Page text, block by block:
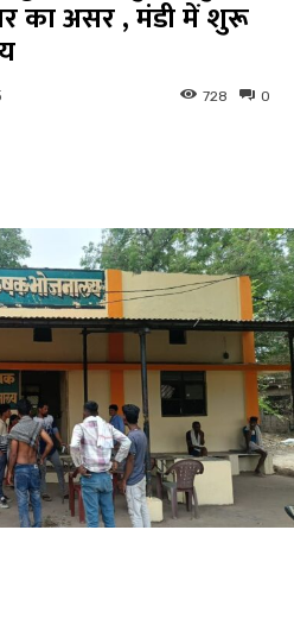
का असर , मंडी में शुरू
0
728